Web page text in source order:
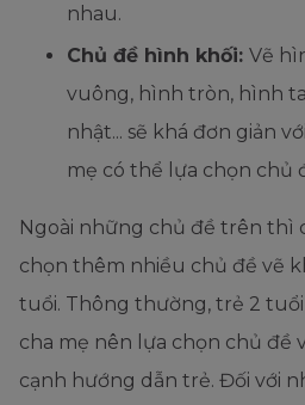
nhau.
Chủ đề hình khối: Vẽ
vuông, hình tròn, hình
nhật... sẽ khá đơn giản
mẹ có thể lựa chọn chủ
Ngoài những chủ đề trên thì
chọn thêm nhiều chủ đề vẽ
tuổi. Thông thường, trẻ 2
cha mẹ nên lựa chọn chủ đề
cạnh hướng dẫn trẻ. Đối với